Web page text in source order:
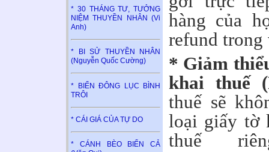
* 30 THÁNG TƯ, TƯỞNG
NIỆM THUYỀN NHÂN (Vi
Anh)
* BI SỬ THUYỀN NHÂN
(Nguyễn Quốc Cường)
* BIỂN ĐÔNG LỤC BÌNH
TRÔI
* CÁI GIÁ CỦA TỰ DO
* CÁNH BÈO BIỂN CẢ
hàng của
refund trong
* Giảm
khai thuế
thuế sẽ
loại giấy tờ
thuế